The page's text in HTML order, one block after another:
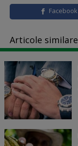
Facebook
Articole similare